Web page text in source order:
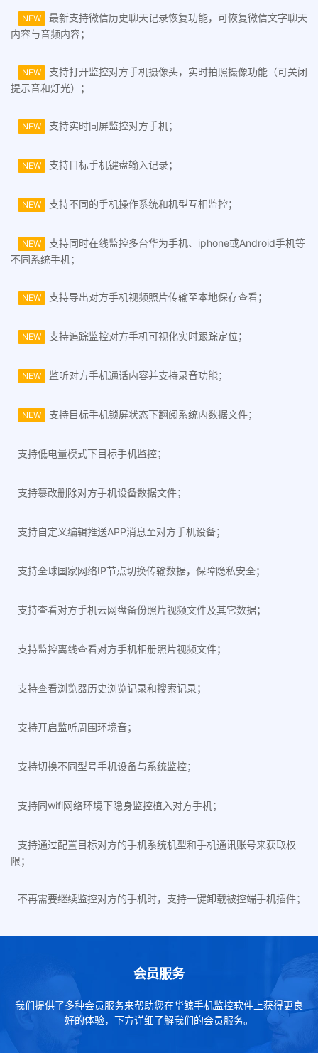
NEW
最新支持微信历史聊天记录恢复功能，可恢复微信文字聊天
内容与音频内容；
NEW
支持打开监控对方手机摄像头，实时拍照摄像功能（可关闭
提示音和灯光）；
NEW 支持实时同屏监控对方手机；
NEW 支持目标手机键盘输入记录；
NEW 支持不同的手机操作系统和机型互相监控；
NEW
支持同时在线监控多台华为手机、iphone或Android手机等
不同系统手机；
NEW 支持导出对方手机视频照片传输至本地保存查看；
NEW 支持追踪监控对方手机可视化实时跟踪定位；
NEW 监听对方手机通话内容并支持录音功能；
NEW 支持目标手机锁屏状态下翻阅系统内数据文件；
支持低电量模式下目标手机监控；
支持篡改删除对方手机设备数据文件；
支持自定义编辑推送APP消息至对方手机设备；
支持全球国家网络IP节点切换传输数据，保障隐私安全；
支持查看对方手机云网盘备份照片视频文件及其它数据；
支持监控离线查看对方手机相册照片视频文件；
支持查看浏览器历史浏览记录和搜索记录；
支持开启监听周围环境音；
支持切换不同型号手机设备与系统监控；
支持同wifi网络环境下隐身监控植入对方手机；
支持通过配置目标对方的手机系统机型和手机通讯账号来获取权
限；
不再需要继续监控对方的手机时，支持一键卸载被控端手机插件；
会员服务
我们提供了多种会员服务来帮助您在华鲸手机监控软件上获得更良
好的体验，下方详细了解我们的会员服务。